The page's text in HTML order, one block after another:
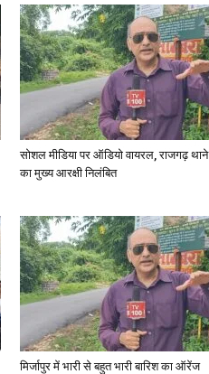
सोशल मीडिया पर ऑडियो वायरल, राजगढ़ थाने
का मुख्य आरक्षी निलंबित
मिर्जापुर में भारी से बहुत भारी बारिश का ऑरेंज